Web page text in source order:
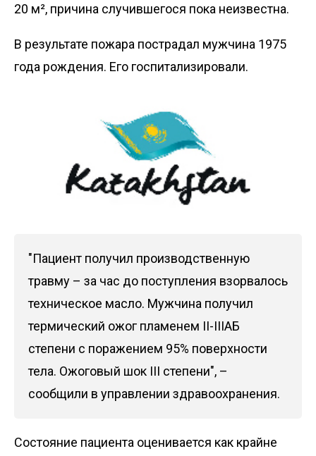
20 м², причина случившегося пока неизвестна.
В результате пожара пострадал мужчина 1975
года рождения. Его госпитализировали.
"Пациент получил производственную
травму – за час до поступления взорвалось
техническое масло. Мужчина получил
термический ожог пламенем II-IIIАБ
степени с поражением 95% поверхности
тела. Ожоговый шок III степени", –
сообщили в управлении здравоохранения.
Состояние пациента оценивается как крайне